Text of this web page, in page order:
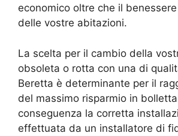
economico oltre che il benessere
delle vostre abitazioni.
La scelta per il cambio della
obsoleta o rotta con una di
Beretta è determinante per il
del massimo risparmio in
conseguenza la corretta
effettuata da un installatore di